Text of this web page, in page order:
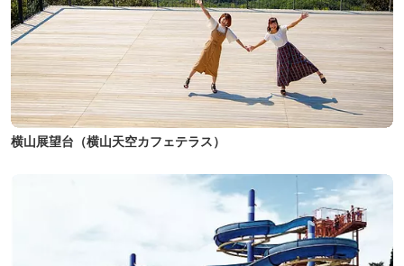
横山展望台（横山天空カフェテラス）